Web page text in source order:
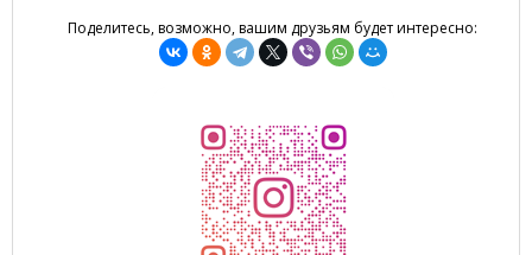
Поделитесь, возможно, вашим друзьям будет интересно: